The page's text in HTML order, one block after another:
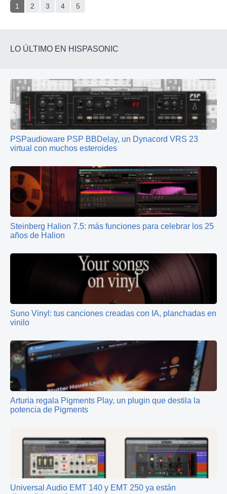
1 2 3 4 5
LO ÚLTIMO EN HISPASONIC
PSPaudioware PSP BBDelay, un Dynacord VRS 23
virtual con muchos esteroides
Steinberg Halion 7.5: más funciones para celebrar los 25
años de Halion
Suno Vinyl: tus canciones creadas con IA, planchadas en
vinilo
Arturia regala Pigments Play, un plugin que destila la
potencia de Pigments
Universal Audio EMT 140 y EMT 250 ya están